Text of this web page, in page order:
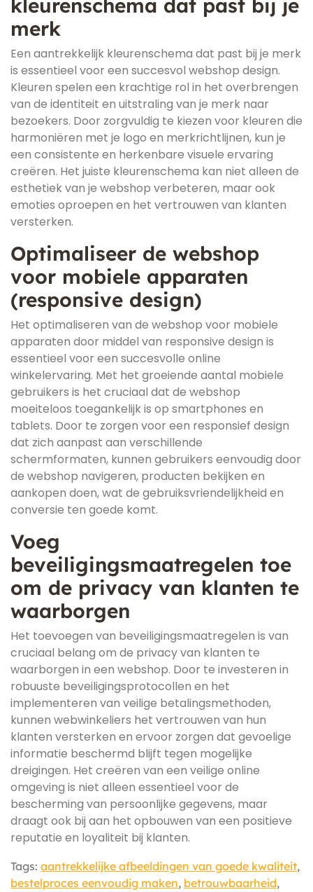
kleurenschema dat past bij je
merk
Een aantrekkelijk kleurenschema dat past bij je merk
is essentieel voor een succesvol webshop design.
Kleuren spelen een krachtige rol in het overbrengen
van de identiteit en uitstraling van je merk naar
bezoekers. Door zorgvuldig te kiezen voor kleuren die
harmoniëren met je logo en merkrichtlijnen, kun je
een consistente en herkenbare visuele ervaring
creëren. Het juiste kleurenschema kan niet alleen de
esthetiek van je webshop verbeteren, maar ook
emoties oproepen en het vertrouwen van klanten
versterken.
Optimaliseer de webshop
voor mobiele apparaten
(responsive design)
Het optimaliseren van de webshop voor mobiele
apparaten door middel van responsive design is
essentieel voor een succesvolle online
winkelervaring. Met het groeiende aantal mobiele
gebruikers is het cruciaal dat de webshop
moeiteloos toegankelijk is op smartphones en
tablets. Door te zorgen voor een responsief design
dat zich aanpast aan verschillende
schermformaten, kunnen gebruikers eenvoudig door
de webshop navigeren, producten bekijken en
aankopen doen, wat de gebruiksvriendelijkheid en
conversie ten goede komt.
Voeg
beveiligingsmaatregelen toe
om de privacy van klanten te
waarborgen
Het toevoegen van beveiligingsmaatregelen is van
cruciaal belang om de privacy van klanten te
waarborgen in een webshop. Door te investeren in
robuuste beveiligingsprotocollen en het
implementeren van veilige betalingsmethoden,
kunnen webwinkeliers het vertrouwen van hun
klanten versterken en ervoor zorgen dat gevoelige
informatie beschermd blijft tegen mogelijke
dreigingen. Het creëren van een veilige online
omgeving is niet alleen essentieel voor de
bescherming van persoonlijke gegevens, maar
draagt ook bij aan het opbouwen van een positieve
reputatie en loyaliteit bij klanten.
Tags: aantrekkelijke afbeeldingen van goede kwaliteit,
bestelproces eenvoudig maken, betrouwbaarheid,